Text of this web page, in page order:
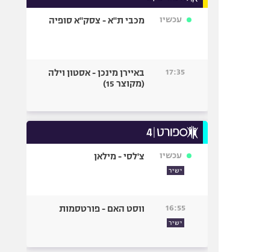
עכשיו מכבי ת"א - צסק"א סופיה
17:35
באיירן מינכן - אסטון וילה
(מקוצר 15)
עכשיו
ישיר
צ'לסי - מילאן
16:55
ישיר
ווסט האם - פורטסמות